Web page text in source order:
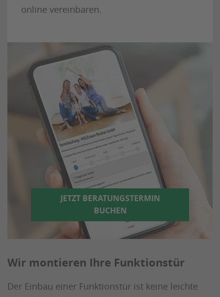
online vereinbaren.
JETZT BERATUNGSTERMIN
BUCHEN
Wir montieren Ihre Funktionstür
Der Einbau einer Funktionstür ist keine leichte